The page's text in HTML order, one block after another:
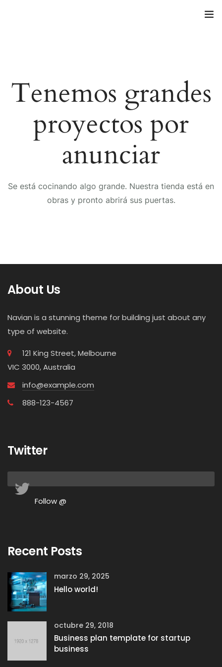
Our Services
Testimonials
0
Tenemos grandes
proyectos por
anunciar
Se está cocinando algo grande. Nuestra tienda está en
obras y pronto abrirá sus puertas.
About Us
Navian is a stunning theme for building just about any
type of website.
121 King Street, Melbourne
VIC 3000, Australia
info@example.com
888-123-4567
Twitter
Follow @
Recent Posts
marzo 29, 2025
Hello world!
octubre 29, 2018
Business plan template for startup
business